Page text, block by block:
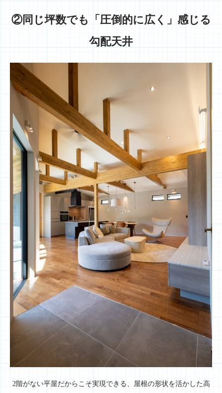
②同じ坪数でも「圧倒的に広く」感じる
勾配天井
2階がない平屋だからこそ実現できる、屋根の形状を活かした高